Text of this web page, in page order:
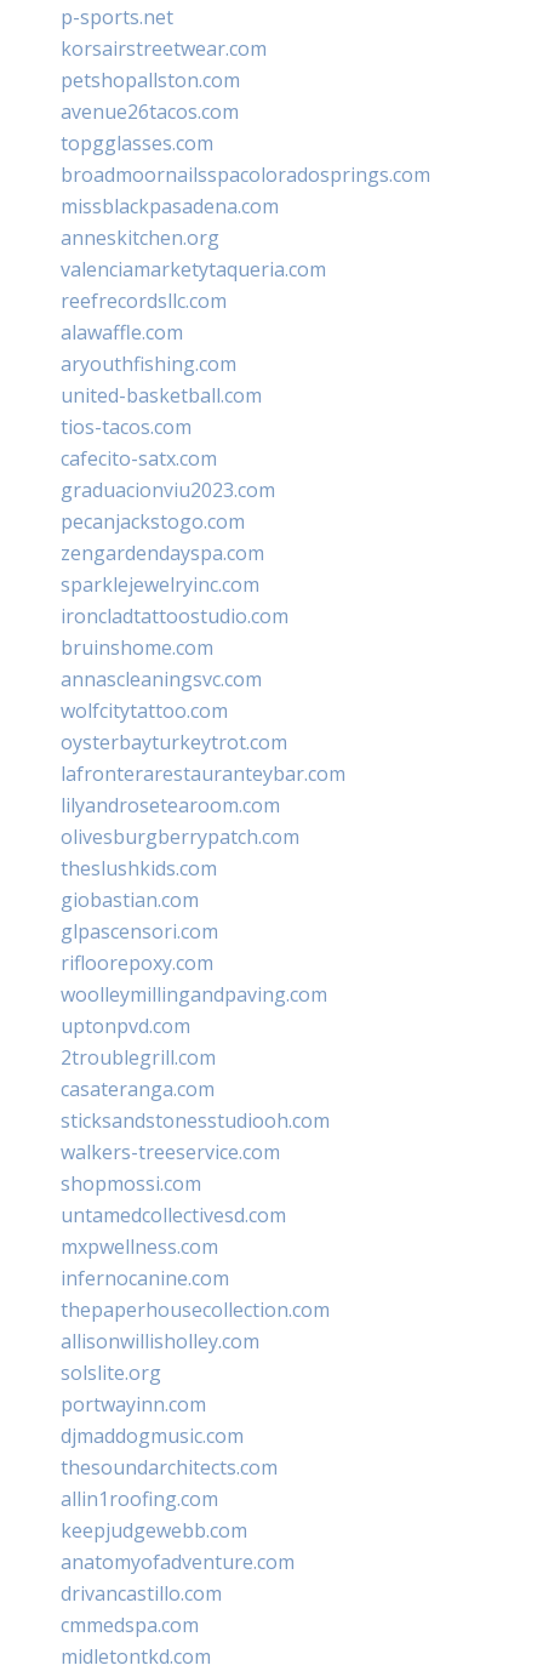
p-sports.net
korsairstreetwear.com
petshopallston.com
avenue26tacos.com
topgglasses.com
broadmoornailsspacoloradosprings.com
missblackpasadena.com
anneskitchen.org
valenciamarketytaqueria.com
reefrecordsllc.com
alawaffle.com
aryouthfishing.com
united-basketball.com
tios-tacos.com
cafecito-satx.com
graduacionviu2023.com
pecanjackstogo.com
zengardendayspa.com
sparklejewelryinc.com
ironcladtattoostudio.com
bruinshome.com
annascleaningsvc.com
wolfcitytattoo.com
oysterbayturkeytrot.com
lafronterarestauranteybar.com
lilyandrosetearoom.com
olivesburgberrypatch.com
theslushkids.com
giobastian.com
glpascensori.com
rifloorepoxy.com
woolleymillingandpaving.com
uptonpvd.com
2troublegrill.com
casateranga.com
sticksandstonesstudiooh.com
walkers-treeservice.com
shopmossi.com
untamedcollectivesd.com
mxpwellness.com
infernocanine.com
thepaperhousecollection.com
allisonwillisholley.com
solslite.org
portwayinn.com
djmaddogmusic.com
thesoundarchitects.com
allin1roofing.com
keepjudgewebb.com
anatomyofadventure.com
drivancastillo.com
cmmedspa.com
midletontkd.com